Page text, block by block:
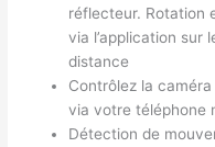
réflecteur. Rotation
via l’application sur
distance
Contrôlez la
via votre téléphone
Détection de